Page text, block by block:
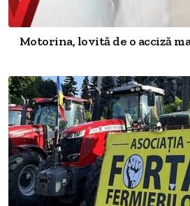
Motorina, lovită de o acciză